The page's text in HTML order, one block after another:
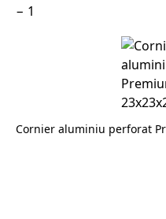
−
Cornier aluminiu perforat